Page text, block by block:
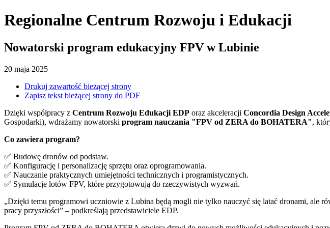
Regionalne Centrum Rozwoju i Edukacji
Nowatorski program edukacyjny FPV w Lubinie
20 maja 2025
Drukuj zawartość bieżącej strony
Zapisz tekst bieżącej strony do PDF
Dzięki współpracy z Centrum Rozwoju Edukacji EDP oraz akceleracji Concordia Design
Gospodarki), wdrażamy nowatorski program nauczania "FPV od ZERA do BOHATERA",
Co zawiera program?
✅ Budowę dronów od podstaw.
✅ Konfigurację i personalizację sprzętu oraz oprogramowania.
✅ Nauczanie praktycznych umiejętności technicznych i programistycznych.
✅ Symulacje lotów FPV, które przygotowują do rzeczywistych wyzwań.
„Dzięki temu programowi uczniowie z Lubina będą mogli nie tylko nauczyć się latać dronami, ale
pracy przyszłości” – podkreślają przedstawiciele EDP.